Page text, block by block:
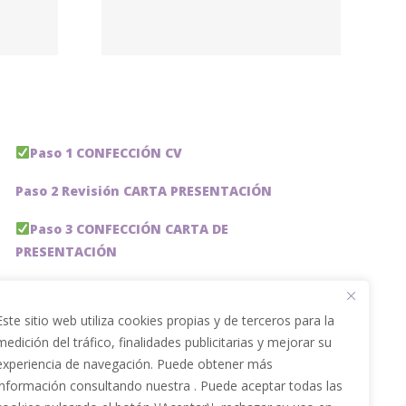
sitio web utiliza cookies propias y de terceros para la
del tráfico, finalidades publicitarias y mejorar su
de navegación. Puede obtener más
consultando nuestra . Puede aceptar todas las
Paso 1 CONFECCIÓN CV
Paso 2 Revisión CARTA PRESENTACIÓN
Paso 3 CONFECCIÓN CARTA DE
PRESENTACIÓN
Paso 5 OPTIMIZACIÓN PERFIL LINKEDIN
PACKS DE AHORRO